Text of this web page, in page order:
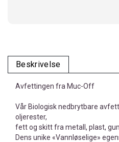
Beskrivelse
Avfettingen fra Muc-Off
Vår Biologisk nedbrytbare
oljerester,
fett og skitt fra metall, plast,
Dens unike «Vannløselige»